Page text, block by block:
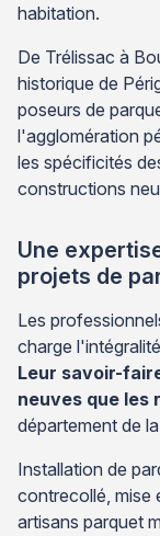
habitation.
De Trélissac à
historique de
poseurs de
l'agglomération
les spécificités
constructions
Une
projets de
Les
charge
Leur savoir-
neuves que les
département de
Installation de
contrecollé, mise
artisans parquet